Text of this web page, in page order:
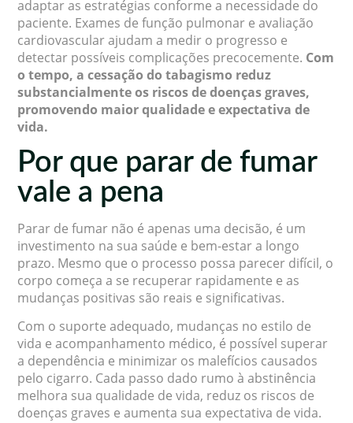
adaptar as estratégias conforme a necessidade do
paciente. Exames de função pulmonar e avaliação
cardiovascular ajudam a medir o progresso e
detectar possíveis complicações precocemente. Com
o tempo, a cessação do tabagismo reduz
substancialmente os riscos de doenças graves,
promovendo maior qualidade e expectativa de
vida.
Por que parar de fumar
vale a pena
Parar de fumar não é apenas uma decisão, é um
investimento na sua saúde e bem-estar a longo
prazo. Mesmo que o processo possa parecer difícil, o
corpo começa a se recuperar rapidamente e as
mudanças positivas são reais e significativas.
Com o suporte adequado, mudanças no estilo de
vida e acompanhamento médico, é possível superar
a dependência e minimizar os malefícios causados
pelo cigarro. Cada passo dado rumo à abstinência
melhora sua qualidade de vida, reduz os riscos de
doenças graves e aumenta sua expectativa de vida.